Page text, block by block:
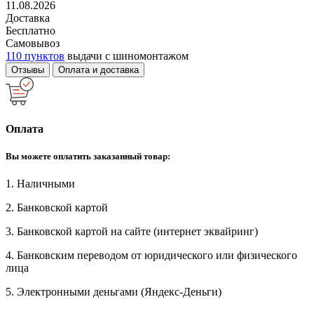
11.08.2026
Доставка
Бесплатно
Самовывоз
110 пунктов выдачи с шиномонтажом
Отзывы Оплата и доставка
Оплата
Вы можете оплатить заказанный товар:
1. Наличными
2. Банковской картой
3. Банковской картой на сайте (интернет эквайринг)
4. Банковским переводом от юридического или физического
лица
5. Электронными деньгами (Яндекс-Деньги)